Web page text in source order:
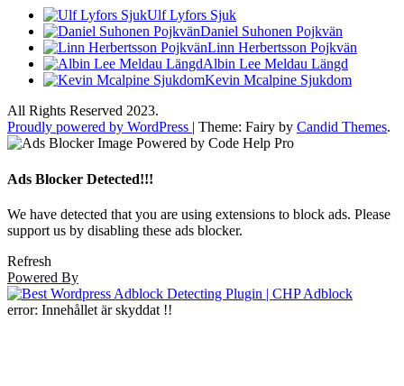
Ulf Lyfors Sjuk
Daniel Suhonen Pojkvän
Linn Herbertsson Pojkvän
Albin Lee Meldau Längd
Kevin Mcalpine Sjukdom
All Rights Reserved 2023.
Proudly powered by WordPress | Theme: Fairy by Candid Themes.
Ads Blocker Detected!!!
We have detected that you are using extensions to block ads. Please
support us by disabling these ads blocker.
Refresh
Powered By
error: Innehållet är skyddat !!